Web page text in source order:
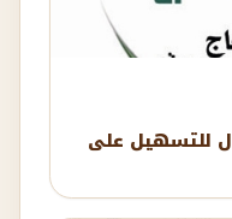
للتسهيل على